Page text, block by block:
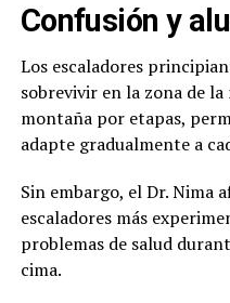
Confusión y
Los escaladores
sobrevivir en la zona de
montaña por etapas,
adapte gradualmente a
Sin embargo, el Dr. Nima
escaladores más
problemas de salud
cima.